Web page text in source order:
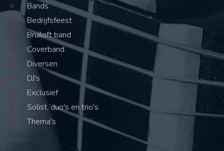
Bands
Bedrijfsfeest
Bruiloft band
Coverband
Diversen
DJ's
Exclusief
Solist, duo's en trio's
Thema's